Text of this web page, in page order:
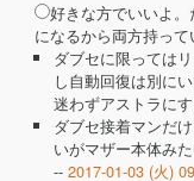
好きな方でいいよ
になるから両方持っ
ダブセに限っては
し自動回復は別に
迷わずアストラに
ダブセ接着マンだ
いがマザー本体み
-- 2017-01-03 (火)